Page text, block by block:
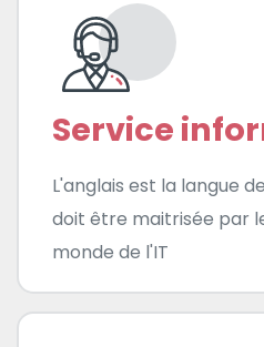
Service
L'anglais est la langue
doit être maitrisée par
monde de l'IT